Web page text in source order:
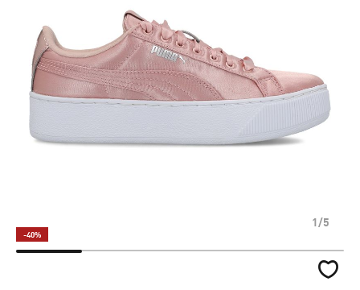
1/5
-40%